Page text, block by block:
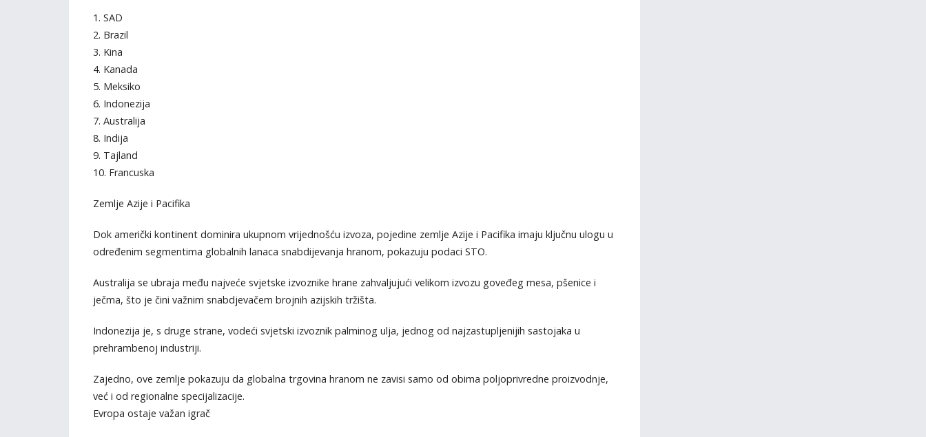
1. SAD
2. Brazil
3. Kina
4. Kanada
5. Meksiko
6. Indonezija
7. Australija
8. Indija
9. Tajland
10. Francuska
Zemlje Azije i Pacifika
Dok američki kontinent dominira ukupnom vrijednošću izvoza, pojedine zemlje Azije i Pacifika imaju ključnu ulogu u
određenim segmentima globalnih lanaca snabdijevanja hranom, pokazuju podaci STO.
Australija se ubraja među najveće svjetske izvoznike hrane zahvaljujući velikom izvozu goveđeg mesa, pšenice i
ječma, što je čini važnim snabdjevačem brojnih azijskih tržišta.
Indonezija je, s druge strane, vodeći svjetski izvoznik palminog ulja, jednog od najzastupljenijih sastojaka u
prehrambenoj industriji.
Zajedno, ove zemlje pokazuju da globalna trgovina hranom ne zavisi samo od obima poljoprivredne proizvodnje,
već i od regionalne specijalizacije.
Evropa ostaje važan igrač